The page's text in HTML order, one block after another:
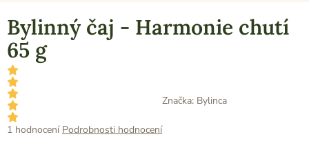
Bylinný čaj - Harmonie chutí
65 g
Průměrné
1 hodnocení Podrobnosti hodnocení
Značka: Bylinca